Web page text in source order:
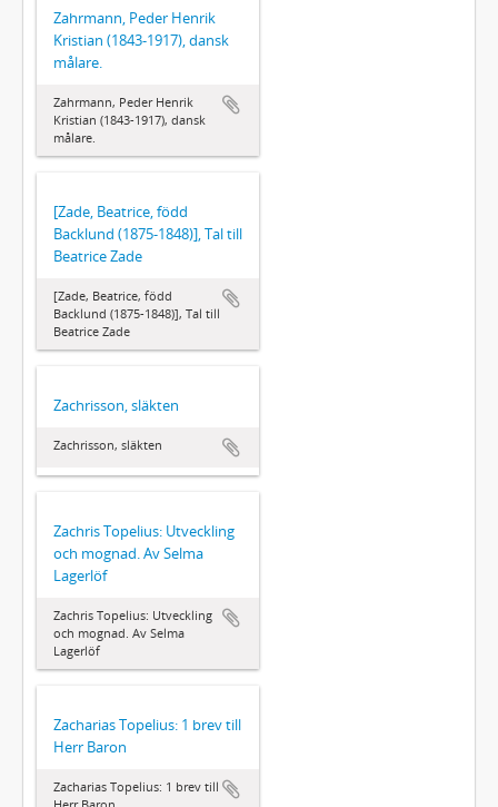
Zahrmann, Peder Henrik
Kristian (1843-1917), dansk
målare.
Zahrmann, Peder Henrik
Kristian (1843-1917), dansk
målare.
[Zade, Beatrice, född
Backlund (1875-1848)], Tal till
Beatrice Zade
[Zade, Beatrice, född
Backlund (1875-1848)], Tal till
Beatrice Zade
Zachrisson, släkten
Zachrisson, släkten
Zachris Topelius: Utveckling
och mognad. Av Selma
Lagerlöf
Zachris Topelius: Utveckling
och mognad. Av Selma
Lagerlöf
Zacharias Topelius: 1 brev till
Herr Baron
Zacharias Topelius: 1 brev till